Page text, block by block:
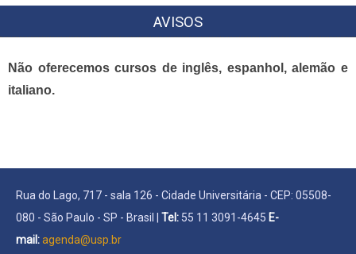
AVISOS
Não oferecemos cursos de inglês, espanhol, alemão e
italiano.
Rua do Lago, 717 - sala 126 - Cidade Universitária - CEP: 05508-
080 - São Paulo - SP - Brasil | Tel: 55 11 3091-4645 E-
mail:agenda@usp.br